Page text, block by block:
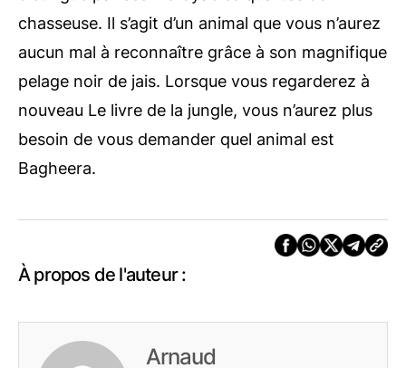
chasseuse. Il s’agit d’un animal que vous n’aurez
aucun mal à reconnaître grâce à son magnifique
pelage noir de jais. Lorsque vous regarderez à
nouveau Le livre de la jungle, vous n’aurez plus
besoin de vous demander quel animal est
Bagheera.
À propos de l'auteur :
Arnaud